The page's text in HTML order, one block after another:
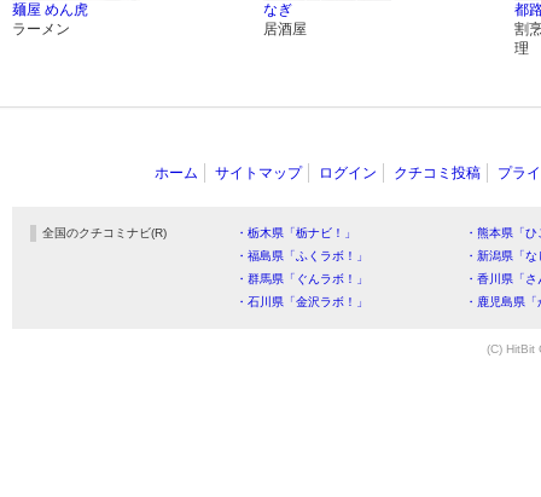
麺屋 めん虎
ラーメン
なぎ
居酒屋
都
割
理
ホーム サイトマップ ログイン クチコミ投稿 プラ
全国のクチコミナビ(R) ・栃木県「栃ナビ！」
・熊本県「
・福島県「ふくラボ！」
・新潟県「
・群馬県「ぐんラボ！」
・香川県「
・石川県「金沢ラボ！」
・鹿児島県
(C) HitBit